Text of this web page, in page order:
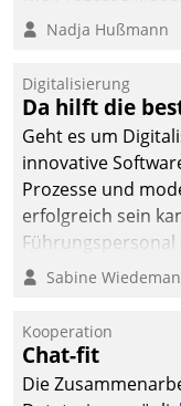
vernetzen, nutzt die
Jahresbeginn eine
Überblick,
Eingriff bietende
Zur Entwicklung
man auf
Cloudtechnologie,
bewährte und
agile
Nadja Hußmann
Digitalisierung
Da hilft die
Geht es um
innovative
Prozesse und
erfolgreich sein
verändern und
Sabine
Kooperation
Chat-fit
Die